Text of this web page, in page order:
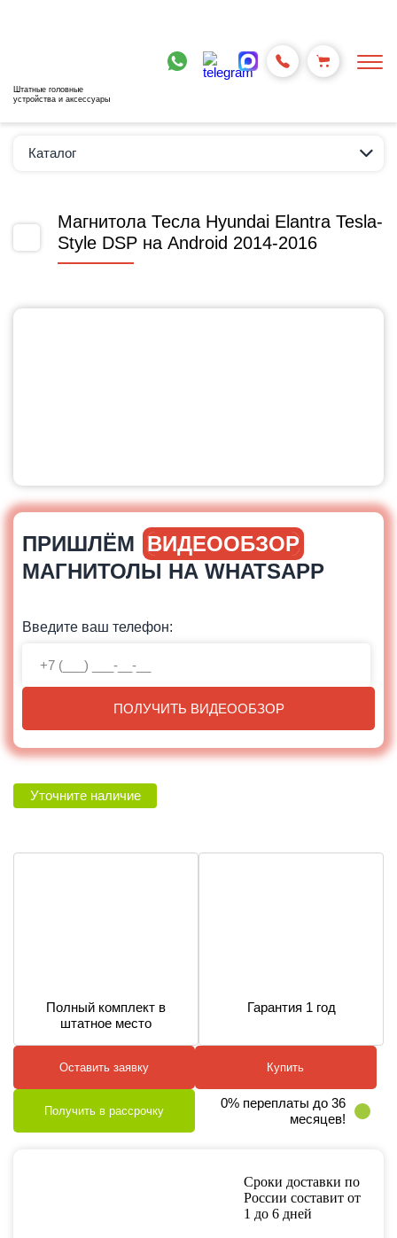
Штатные головные
устройства и аксессуары
Каталог
Магнитола Тесла Hyundai Elantra Tesla-
Style DSP на Android 2014-2016
ПРИШЛЁМ ВИДЕООБЗОР
МАГНИТОЛЫ НА WHATSAPP
Введите ваш телефон:
ПОЛУЧИТЬ ВИДЕООБЗОР
Уточните наличие
Полный комплект в
штатное место
Гарантия 1 год
Оставить заявку Купить
Получить в рассрочку
0% переплаты до 36
месяцев!
Сроки доставки по
России составит от
1 до 6 дней